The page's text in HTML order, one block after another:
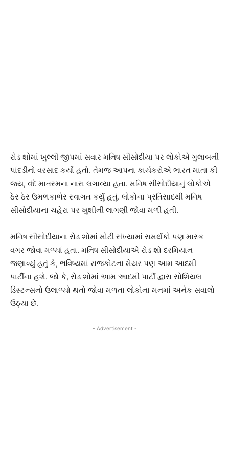
રોડ શોમાં ખુલ્લી જીપમાં સવાર મનિષ સીસોદીયા પર લોકોએ ગુલાબની
પાંદડીનો વરસાદ કર્યો હતો. તેમજ આપના કાર્યકરોએ ભારત માતા કી
જય, વંદે માતરમના નારા લગાવ્યા હતા. મનિષ સીસોદીયાનું લોકોએ
ઠેર ઠેર ઉમળકાભેર સ્વાગત કર્યુ હતું. લોકોના પ્રતિસાદથી મનિષ
સીસોદીયાના ચહેરા પર ખુશીની લાગણી જોવા મળી હતી.
મનિષ સીસોદીયાના રોડ શોમાં મોટી સંખ્યામાં સમર્થકો પણ માસ્ક
વગર જોવા મળ્યાં હતા. મનિષ સીસોદીયાએ રોડ શો દરમિયાન
જણાવ્યું હતું કે, ભવિષ્યમાં રાજકોટના મેયર પણ આમ આદમી
પાર્ટીના હશે. જો કે, રોડ શોમાં આમ આદમી પાર્ટી દ્વારા સોશિયલ
ડિસ્ટન્સનો ઉલાળ્યો થતો જોવા મળતા લોકોના મનમાં અનેક સવાલો
ઉઠ્યા છે.
- Advertisement -